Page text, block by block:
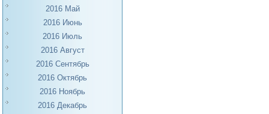
2016 Май
2016 Июнь
2016 Июль
2016 Август
2016 Сентябрь
2016 Октябрь
2016 Ноябрь
2016 Декабрь